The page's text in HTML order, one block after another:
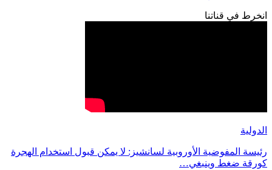
انخرط في قناتنا
الدولية
رئيسة المفوضية الأوروبية لسانشيز: لا يمكن قبول استخدام الهجرة
كورقة ضغط وينبغي…